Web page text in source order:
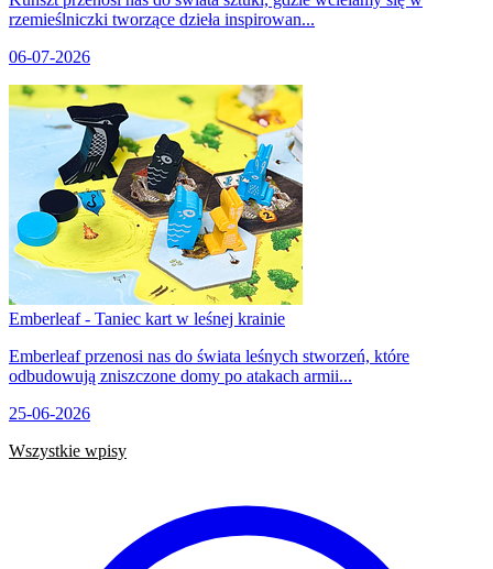
rzemieślniczki tworzące dzieła inspirowan...
06-07-2026
Emberleaf - Taniec kart w leśnej krainie
Emberleaf przenosi nas do świata leśnych stworzeń, które
odbudowują zniszczone domy po atakach armii...
25-06-2026
Wszystkie wpisy